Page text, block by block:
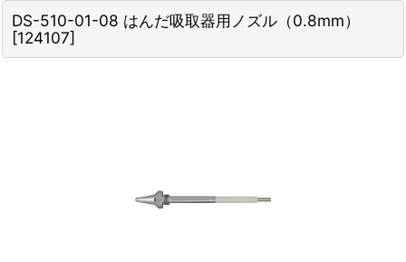
DS-510-01-08 はんだ吸取器用ノズル（0.8mm）
[124107]